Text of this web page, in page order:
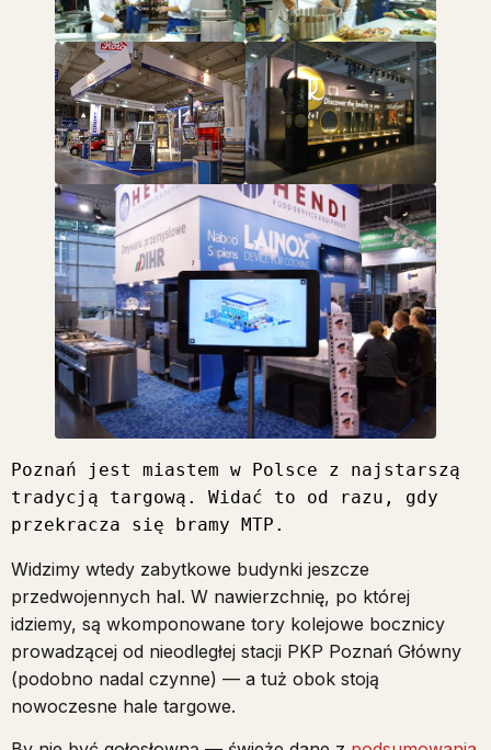
Poznań jest miastem w Polsce z najstarszą
tradycją targową. Widać to od razu, gdy
przekracza się bramy MTP.
Widzimy wtedy zabytkowe budynki jeszcze
przedwojennych hal. W nawierzchnię, po której
idziemy, są wkomponowane tory kolejowe bocznicy
prowadzącej od nieodległej stacji PKP Poznań Główny
(podobno nadal czynne) — a tuż obok stoją
nowoczesne hale targowe.